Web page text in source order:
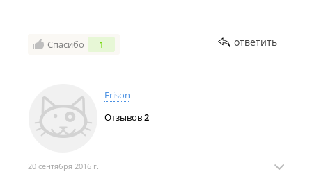
Спасибо 1 ответить
Erison
Отзывов2
20 сентября 2016 г.